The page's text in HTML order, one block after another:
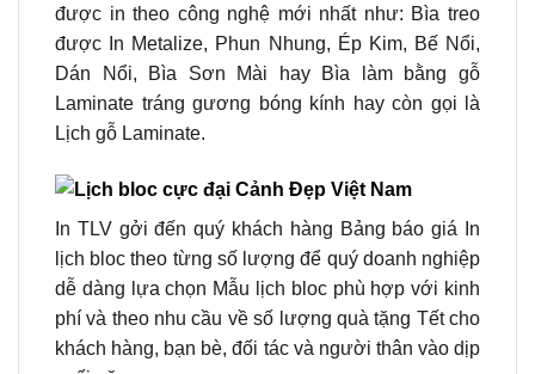
được in theo công nghệ mới nhất như: Bìa treo
được In Metalize, Phun Nhung, Ép Kim, Bế Nổi,
Dán Nổi, Bìa Sơn Mài hay Bìa làm bằng gỗ
Laminate tráng gương bóng kính hay còn gọi là
Lịch gỗ Laminate.
In TLV gởi đến quý khách hàng Bảng báo giá In
lịch bloc theo từng số lượng để quý doanh nghiệp
dễ dàng lựa chọn Mẫu lịch bloc phù hợp với kinh
phí và theo nhu cầu về số lượng quà tặng Tết cho
khách hàng, bạn bè, đối tác và người thân vào dịp